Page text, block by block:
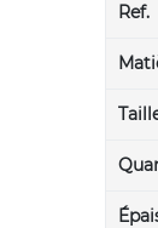
Ref.